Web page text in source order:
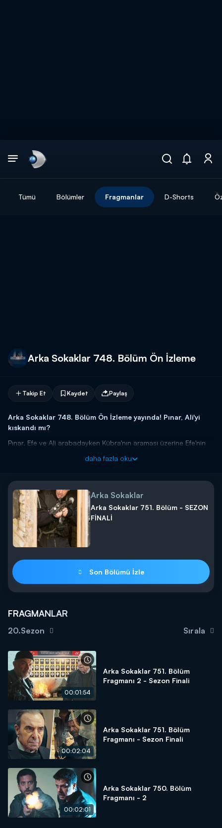
Tümü Bölümler Fragmanlar D-Shorts
Arka Sokaklar 748. Bölüm Ön İzleme
Takip Et Kaydet Paylaş
Arka Sokaklar 748. Bölüm Ön İzleme yayında! Pınar, Ali'yi
kıskandı mı?
Pınar, Efe ve Ali arabadayken Kübra'nın araması üzerine Efe'nin
daha fazla oku
Arka Sokaklar
Arka Sokaklar 751. Bölüm - SEZON
FİNALİ
Son Bölümü İzle
FRAGMANLAR
20.Sezon Sırala
00:01:54
Arka Sokaklar 751. Bölüm
Fragmanı 2 - Sezon Finali
00:02:04
Arka Sokaklar 751. Bölüm
Fragmanı - Sezon Finali
00:02:01
Arka Sokaklar 750. Bölüm
Fragmanı - 2